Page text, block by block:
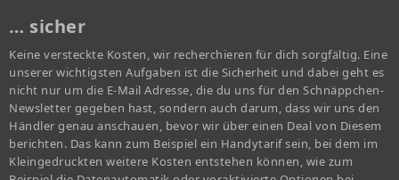
… sicher
Keine versteckte Kosten, wir recherchieren für dich sorgfältig. Eine
unserer wichtigsten Aufgaben ist die Sicherheit und dabei geht es
nicht nur um die E-Mail Adresse, die du uns für den Schnäppchen-
Newsletter gegeben hast, sondern auch darum, dass wir uns den
Händler genau anschauen, bevor wir über einen Deal von Diesem
berichten. Das kann zum Beispiel ein Handytarif sein, bei dem im
Kleingedruckten weitere Kosten entstehen können, wie zum